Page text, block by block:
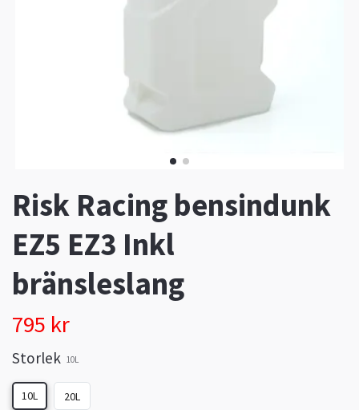
Risk Racing bensindunk
EZ5 EZ3 Inkl
bränsleslang
795 kr
Storlek 10L
10L 20L